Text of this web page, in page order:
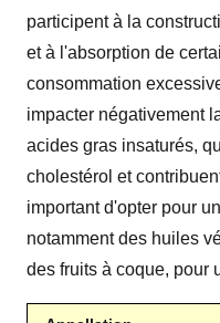
participent à la
et à l'absorption de
consommation
impacter négativement
acides gras insaturés,
cholestérol et
important d'opter pour
notamment des huiles
des fruits à coque, pour